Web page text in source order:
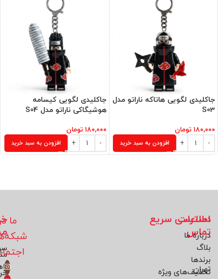
جاکلیدی لگویی هاتاکه ناراتو مدل
S03
۱۸۰,۰۰۰ تومان
افزودن به سبد خرید
جاکلیدی لگویی کیسامه
هوشیگاکی ناراتو مدل S04
۱۸۰,۰۰۰ تومان
افزودن به سبد خرید
اطلاعات
تماس
تهران
دسترسی سریع
درباره ما
بلاگ
برند‌ها
تخفیف‌های ویژه
ما